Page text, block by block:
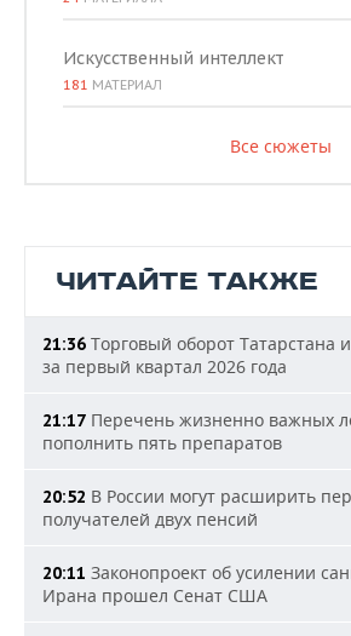
Искусственный интеллект
181 МАТЕРИАЛ
Все сюжеты
ЧИТАЙТЕ ТАКЖЕ
21:36 Торговый оборот Татарстана
за первый квартал 2026 года
21:17 Перечень жизненно важных
пополнить пять препаратов
20:52 В России могут расширить
получателей двух пенсий
20:11 Законопроект об усилении
Ирана прошел Сенат США